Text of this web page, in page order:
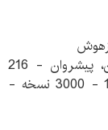
محمد برجي‌اصفهاني؛ هادي عزيززاده - مبتكران، پيشروان - 216
صفحه - رحلي (شوميز) - چاپ 21 سال 1394 - 3000 نسخه -